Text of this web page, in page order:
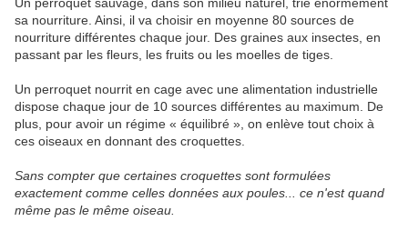
sa nourriture. Ainsi, il va choisir en moyenne 80 sources de
nourriture différentes chaque jour. Des graines aux insectes, en
passant par les fleurs, les fruits ou les moelles de tiges.
Un perroquet nourrit en cage avec une alimentation industrielle
dispose chaque jour de 10 sources différentes au maximum. De
plus, pour avoir un régime « équilibré », on enlève tout choix à
ces oiseaux en donnant des croquettes.
Sans compter que certaines croquettes sont formulées
exactement comme celles données aux poules... ce n'est quand
même pas le même oiseau.